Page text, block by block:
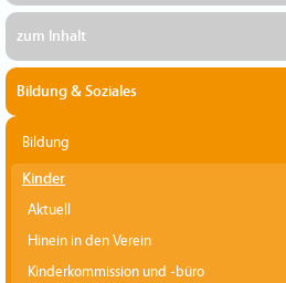
zum Inhalt
Bildung & Soziales
Bildung
Kinder
Aktuell
Hinein in den Verein
Kinderkommission und -büro